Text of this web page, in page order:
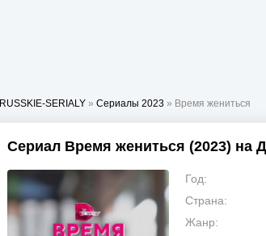
RUSSKIE-SERIALY » Сериалы 2023 » Время жениться
Сериал Время жениться (2023) на
Год:
Страна:
Жанр: